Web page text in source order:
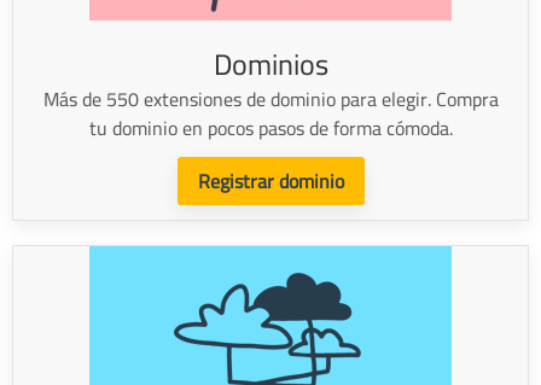
Dominios
Más de 550 extensiones de dominio para elegir. Compra
tu dominio en pocos pasos de forma cómoda.
Registrar dominio